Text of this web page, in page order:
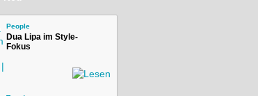
People
Dua Lipa im Style-
Fokus